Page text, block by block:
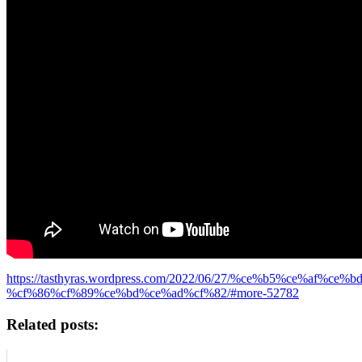
https://tasthyras.wordpress.com/2022/06/27/
%cf%86%cf%89%ce%bd%ce%ad%cf%82/#more-52782
Related posts: